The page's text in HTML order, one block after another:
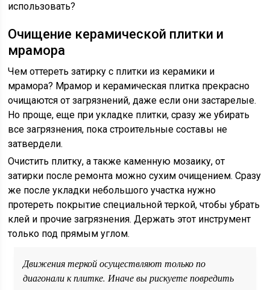
использовать?
Очищение керамической плитки и
мрамора
Чем оттереть затирку с плитки из керамики и
мрамора? Мрамор и керамическая плитка прекрасно
очищаются от загрязнений, даже если они застарелые.
Но проще, еще при укладке плитки, сразу же убирать
все загрязнения, пока строительные составы не
затвердели.
Очистить плитку, а также каменную мозаику, от
затирки после ремонта можно сухим очищением. Сразу
же после укладки небольшого участка нужно
протереть покрытие специальной теркой, чтобы убрать
клей и прочие загрязнения. Держать этот инструмент
только под прямым углом.
Движения теркой осуществляют только по
диагонали к плитке. Иначе вы рискуете повредить